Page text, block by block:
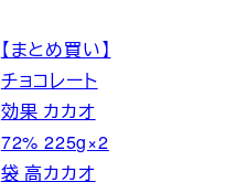
【まとめ買い】
チョコレート
効果 カカオ
72% 225g×2
袋 高カカオ